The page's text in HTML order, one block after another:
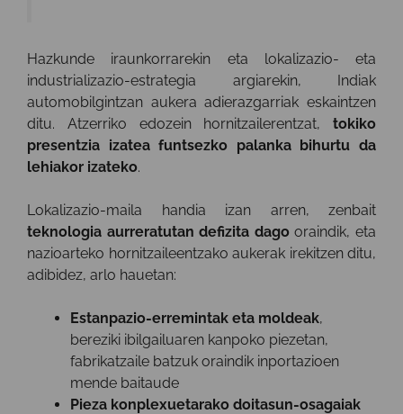
Hazkunde iraunkorrarekin eta lokalizazio- eta
industrializazio-estrategia argiarekin, Indiak
automobilgintzan aukera adierazgarriak eskaintzen
ditu. Atzerriko edozein hornitzailerentzat, tokiko
presentzia izatea funtsezko palanka bihurtu da
lehiakor izateko.
Lokalizazio-maila handia izan arren, zenbait
teknologia aurreratutan defizita dagooraindik, eta
nazioarteko hornitzaileentzako aukerak irekitzen ditu,
adibidez, arlo hauetan:
Estanpazio-erremintak eta moldeak,
bereziki ibilgailuaren kanpoko piezetan,
fabrikatzaile batzuk oraindik inportazioen
mende baitaude
Pieza konplexuetarako doitasun-osagaiak